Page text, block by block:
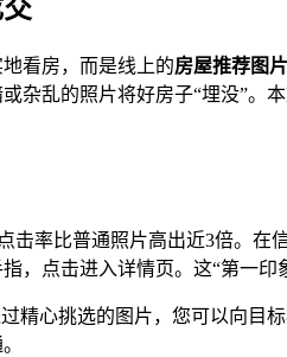
看房，而是线上的房屋推荐图片
杂乱的照片将好房子“埋没”。
率比普通照片高出近3倍。在
点击进入详情页。这“第一印
精心挑选的图片，您可以向目